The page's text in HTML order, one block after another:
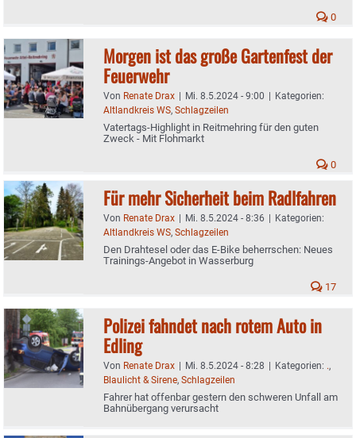
0
Morgen ist das große Gartenfest der
Feuerwehr
Von Renate Drax | Mi. 8.5.2024 - 9:00 | Kategorien:
Altlandkreis WS, Schlagzeilen
Vatertags-Highlight in Reitmehring für den guten
Zweck - Mit Flohmarkt
0
Für mehr Sicherheit beim Radlfahren
Von Renate Drax | Mi. 8.5.2024 - 8:36 | Kategorien:
Altlandkreis WS, Schlagzeilen
Den Drahtesel oder das E-Bike beherrschen: Neues
Trainings-Angebot in Wasserburg
17
Polizei fahndet nach rotem Auto in
Edling
Von Renate Drax | Mi. 8.5.2024 - 8:28 | Kategorien: .,
Blaulicht & Sirene, Schlagzeilen
Fahrer hat offenbar gestern den schweren Unfall am
Bahnübergang verursacht